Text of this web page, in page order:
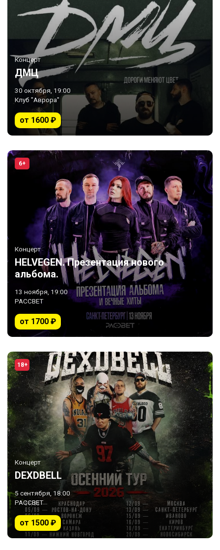
Концерт
ДМЦ
30 октября, 19:00
Клуб "Аврора"
от 1600 ₽
6+
Концерт
HELVEGEN. Презентация нового
альбома.
13 ноября, 19:00
РАССВЕТ
от 1700 ₽
18+
Концерт
DEXDBELL
5 сентября, 18:00
РАССВЕТ
от 1500 ₽